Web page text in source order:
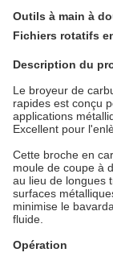
Outils à main à
Fichiers rotatifs
Description du
Le broyeur de
rapides est conçu
applications
Excellent pour
Cette broche en
moule de coupe à
au lieu de longues
surfaces
minimise le
fluide.
Opération